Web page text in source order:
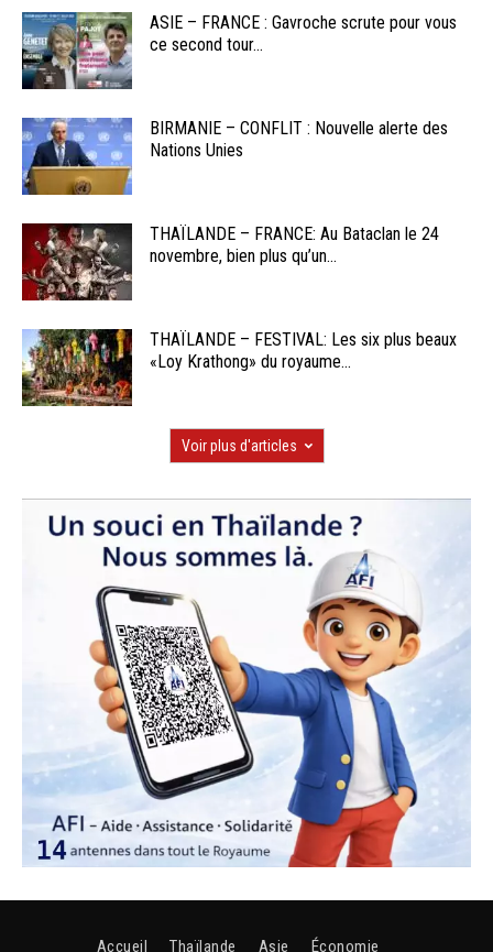
ASIE – FRANCE : Gavroche scrute pour vous
ce second tour...
BIRMANIE – CONFLIT : Nouvelle alerte des
Nations Unies
THAÏLANDE – FRANCE: Au Bataclan le 24
novembre, bien plus qu’un...
THAÏLANDE – FESTIVAL: Les six plus beaux
«Loy Krathong» du royaume...
Voir plus d'articles
Accueil Thaïlande Asie Économie